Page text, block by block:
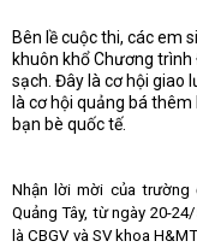
Bên lề cuộc thi, các em
khuôn khổ Chương trình
sạch. Đây là cơ hội giao
là cơ hội quảng bá
bạn bè quốc tế.
Nhận lời mời của trường
Quảng Tây, từ ngày 20-
là CBGV và SV khoa